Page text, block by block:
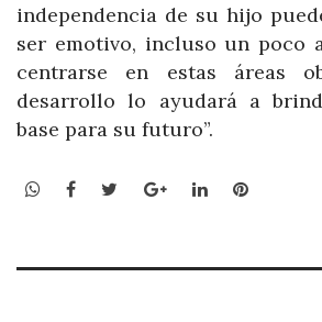
independencia de su hijo
ser emotivo, incluso un poco
centrarse en estas áreas
desarrollo lo ayudará a
base para su futuro”.
WhatsApp
Facebook
TwitterGoogle+LinkedInPinterest